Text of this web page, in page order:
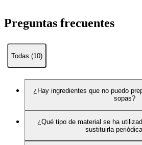
Preguntas frecuentes
Todas (10)
¿Hay ingredientes que no puedo
sopas?
¿Qué tipo de material se ha
sustituirla